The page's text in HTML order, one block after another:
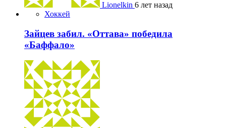
Lionelkin 6 лет назад
Хоккей
Зайцев забил. «Оттава» победила
«Баффало»